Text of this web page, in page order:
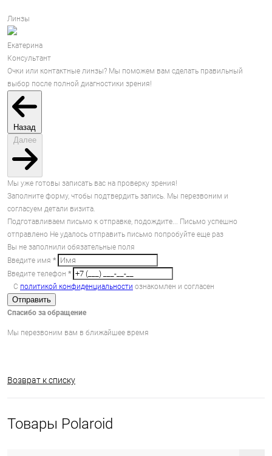
Линзы
Екатерина
Консультант
Очки или контактные линзы? Мы поможем вам сделать правильный
выбор после полной диагностики зрения!
Назад
Далее
Мы уже готовы записать вас на проверку зрения!
Заполните форму, чтобы подтвердить запись. Мы перезвоним и
согласуем детали визита.
Подготавливаем письмо к отправке, подождите... Письмо успешно
отправлено Не удалось отправить письмо попробуйте еще раз
Вы не заполнили обязательные поля
Введите имя *
Введите телефон *
С политикой конфиденциальности ознакомлен и согласен
Отправить
Спасибо за обращение
Мы перезвоним вам в ближайшее время
Возврат к списку
Товары Polaroid